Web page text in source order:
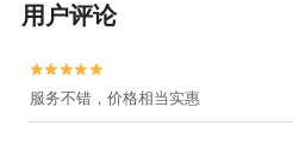
用户评论


服务不错，价格相当实惠